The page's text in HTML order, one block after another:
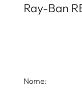
Ray-Ban
Nome: